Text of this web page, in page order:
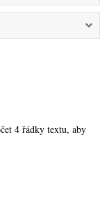
4 řádky textu,aby